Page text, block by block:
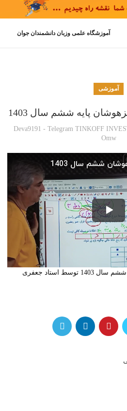
آموزشگاه علمی وزبان دانشمندان جوان
آموزشی
پایه ششم سال 1403
@deva9191 - Telegram TINKOFF
Omw
استاد جعفری